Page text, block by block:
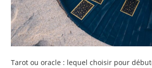
Tarot ou oracle : lequel choisir pour